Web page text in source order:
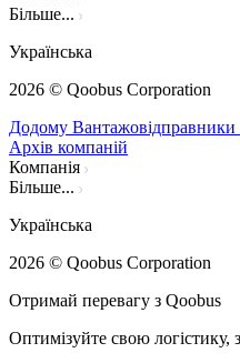
Більше...
Українська
2026 © Qoobus Corporation
Додому Вантажовідправники
Архів компаній
Компанія
Більше...
Українська
2026 © Qoobus Corporation
Отримай перевагу з Qoobus
Оптимізуйте свою логістику,